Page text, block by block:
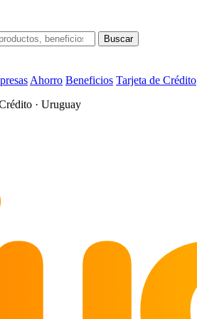
Buscar
Ahorro Beneficios Tarjeta de Crédito
· Uruguay